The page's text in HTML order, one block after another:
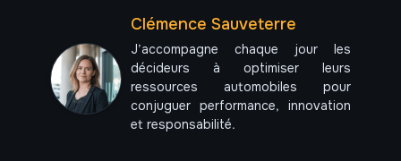
Clémence Sauveterre
J’accompagne chaque jour les
décideurs à optimiser leurs
ressources automobiles pour
conjuguer performance, innovation
et responsabilité.